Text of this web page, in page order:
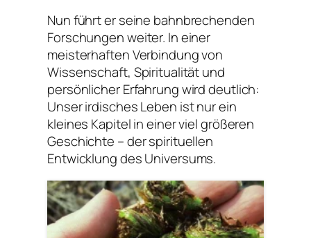
Nun führt er seine bahnbrechenden
Forschungen weiter. In einer
meisterhaften Verbindung von
Wissenschaft, Spiritualität und
persönlicher Erfahrung wird deutlich:
Unser irdisches Leben ist nur ein
kleines Kapitel in einer viel größeren
Geschichte – der spirituellen
Entwicklung des Universums.